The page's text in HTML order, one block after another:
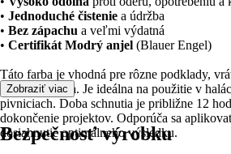
• Jednoduché čistenie a údržba
• Bez zápachu a veľmi výdatná
• Certifikát Modrý anjel (Blauer Engel)
Táto farba je vhodná pre rôzne podklady,
muriva a dreva. Je ideálna na použitie v
pivniciach. Doba schnutia je približne 12
dokončenie projektov. Odporúča sa
dosiahnutie optimálneho výsledku.
Zobraziť viac
Bezpečnosť výrobku